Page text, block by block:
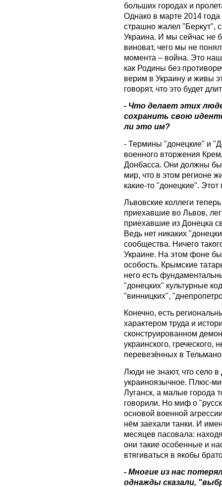
больших городах и
Однако в марте 2014
страшно жалел "Беркут",
Украина. И мы сейчас не
виноват, чего мы не
момента – война. Это
как Родины без
верим в Украину и живы
говорят, что это будет
- Что делает этих
сохранить свою
ли это им?
- Термины "донецкие" и
военного вторжения
Донбасса. Они должны
мир, что в этом регионе
какие-то "донецкие".
Львовские коллеги
приехавшие во Львов,
приехавшие из Донецка
Ведь нет никаких
сообщества. Ничего
Украине. На этом фоне
особость. Крымские
него есть
"донецких" культурные
"винницких",
Конечно, есть
характером труда и
сконструированном
украинского, греческого,
перевезённых в
Люди не знают, что село в
украиноязычное. Плюс-
Луганск, а малые города
говорили. Но миф о
основой военной
нём заехали танки. И
месяцев пасовала:
они такие особенные и
втягиваться в якобы
- Многие из нас
однажды сказали,